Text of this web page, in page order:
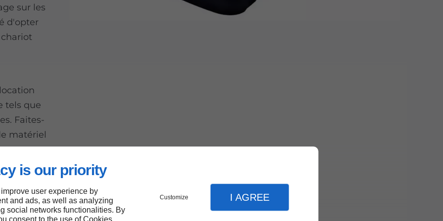
is our priority
user experience by
and ads, as well as analyzing
social networks functionalities. By
consent to the use of Cookies
Customize I AGREE
sur les
d'opter
tels que
Faites-
matériel
louer